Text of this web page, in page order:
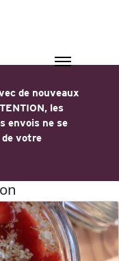
de nouveaux
les
envois ne se
votre